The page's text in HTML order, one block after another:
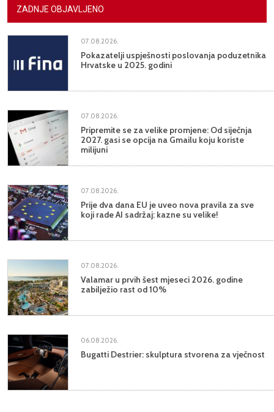
ZADNJE OBJAVLJENO
07.08.2026.
Pokazatelji uspješnosti poslovanja poduzetnika
Hrvatske u 2025. godini
07.08.2026.
Pripremite se za velike promjene: Od siječnja
2027. gasi se opcija na Gmailu koju koriste
milijuni
07.08.2026.
Prije dva dana EU je uveo nova pravila za sve
koji rade AI sadržaj: kazne su velike!
07.08.2026.
Valamar u prvih šest mjeseci 2026. godine
zabilježio rast od 10%
06.08.2026.
Bugatti Destrier: skulptura stvorena za vječnost